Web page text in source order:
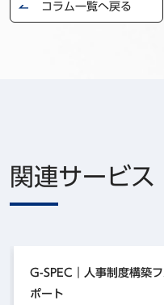
コラム一覧へ戻る
関連サービス
G-SPEC｜人事制度構築
ポート